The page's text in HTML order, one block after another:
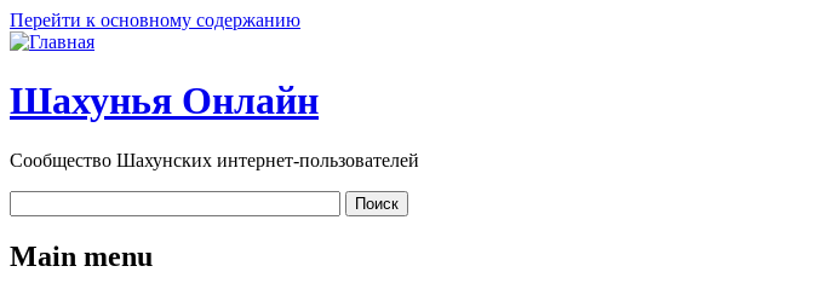
Перейти к основному содержанию
Шахунья Онлайн
Сообщество Шахунских интернет-пользователей
Main menu